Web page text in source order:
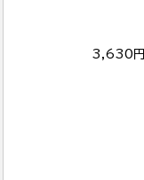
3,630円